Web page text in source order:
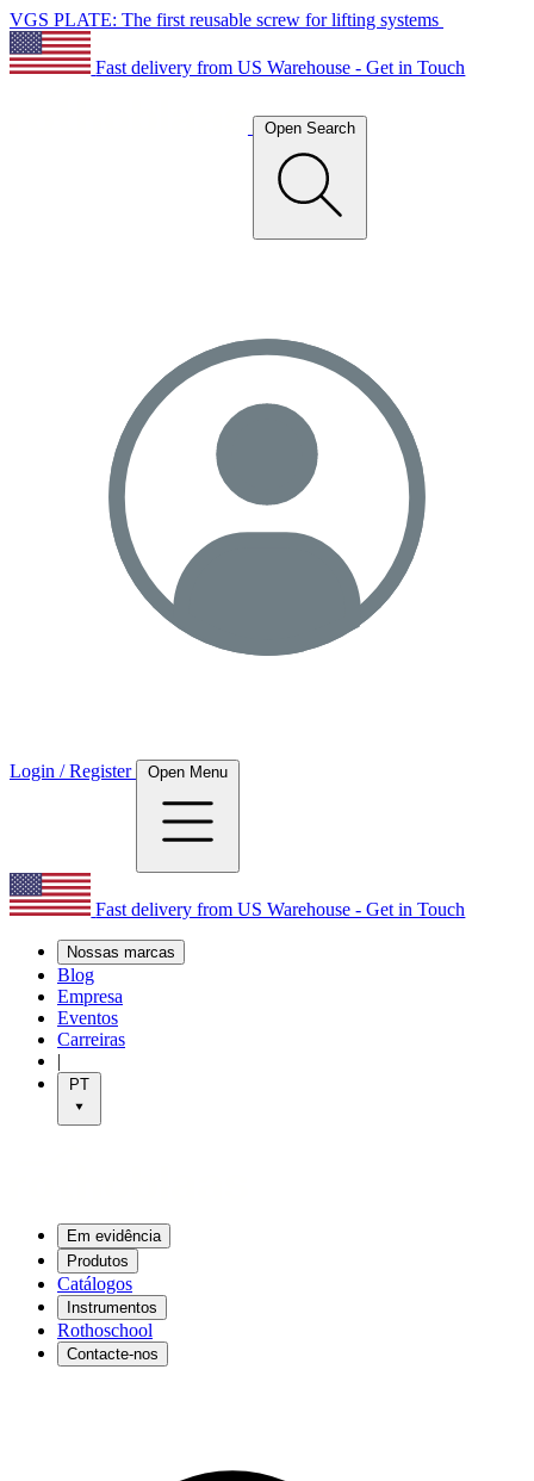
VGS PLATE: The first reusable screw for lifting systems
Fast delivery from US Warehouse - Get in Touch
Open Search
Login / Register Open Menu
Fast delivery from US Warehouse - Get in Touch
Nossas marcas
Blog
Empresa
Eventos
Carreiras
|
PT
Em evidência
Produtos
Catálogos
Instrumentos
Rothoschool
Contacte-nos